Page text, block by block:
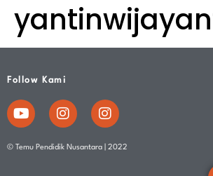
Follow Kami
© Temu Pendidik Nusantara | 2022